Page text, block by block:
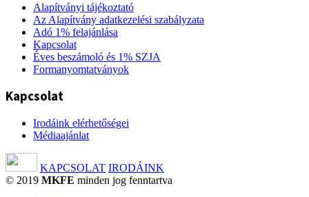
Alapítványi tájékoztató
Az Alapítvány adatkezelési szabályzata
Adó 1% felajánlása
Kapcsolat
Éves beszámoló és 1% SZJA
Formanyomtatványok
Kapcsolat
Irodáink elérhetőségei
Médiaajánlat
KAPCSOLAT IRODÁINK
© 2019 MKFE minden jog fenntartva